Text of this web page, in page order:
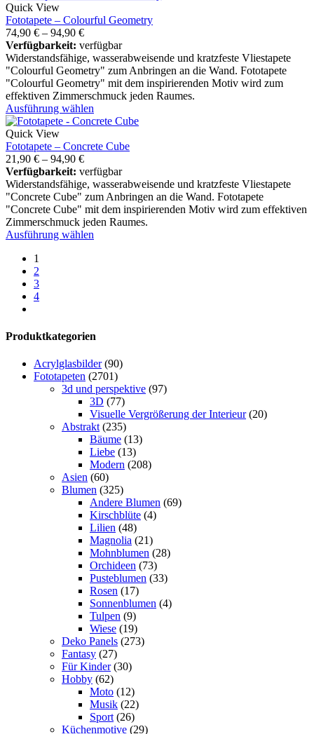
Quick View
Fototapete – Colourful Geometry
74,90 € – 94,90 €
Verfügbarkeit: verfügbar
Widerstandsfähige, wasserabweisende und kratzfeste Vliestapete
"Colourful Geometry" zum Anbringen an die Wand. Fototapete
"Colourful Geometry" mit dem inspirierenden Motiv wird zum
effektiven Zimmerschmuck jeden Raumes.
Ausführung wählen
Quick View
Fototapete – Concrete Cube
21,90 € – 94,90 €
Verfügbarkeit: verfügbar
Widerstandsfähige, wasserabweisende und kratzfeste Vliestapete
"Concrete Cube" zum Anbringen an die Wand. Fototapete
"Concrete Cube" mit dem inspirierenden Motiv wird zum effektiven
Zimmerschmuck jeden Raumes.
Ausführung wählen
1
2
3
4
Produktkategorien
Acrylglasbilder (90)
Fototapeten (2701)
3d und perspektive (97)
3D (77)
Visuelle Vergrößerung der Interieur (20)
Abstrakt (235)
Bäume (13)
Liebe (13)
Modern (208)
Asien (60)
Blumen (325)
Andere Blumen (69)
Kirschblüte (4)
Lilien (48)
Magnolia (21)
Mohnblumen (28)
Orchideen (73)
Pusteblumen (33)
Rosen (17)
Sonnenblumen (4)
Tulpen (9)
Wiese (19)
Deko Panels (273)
Fantasy (27)
Für Kinder (30)
Hobby (62)
Moto (12)
Musik (22)
Sport (26)
Küchenmotive (29)